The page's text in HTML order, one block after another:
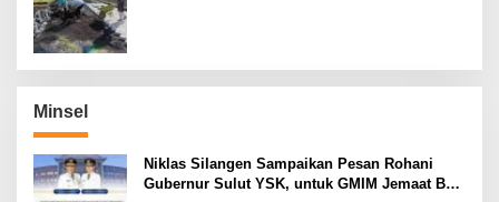
Minsel
Niklas Silangen Sampaikan Pesan Rohani
Gubernur Sulut YSK, untuk GMIM Jemaat Bait